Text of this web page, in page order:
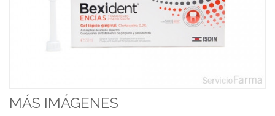
MÁS IMÁGENES